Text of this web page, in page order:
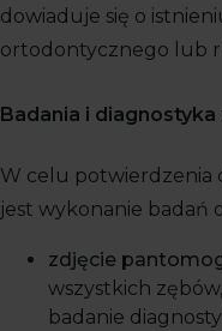
dowiaduje się o
ortodontycznego lub
Badania i
W celu potwierdzenia
jest wykonanie badań
zdjęcie
wszystkich
badanie